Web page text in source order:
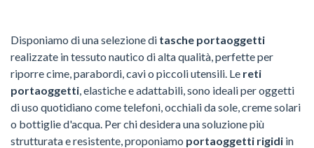
Disponiamo di una selezione di tasche portaoggetti
realizzate in tessuto nautico di alta qualità, perfette per
riporre cime, parabordi, cavi o piccoli utensili. Le reti
portaoggetti , elastiche e adattabili, sono ideali per oggetti
di uso quotidiano come telefoni, occhiali da sole, creme solari
o bottiglie d'acqua. Per chi desidera una soluzione più
strutturata e resistente, proponiamo portaoggetti rigidi in